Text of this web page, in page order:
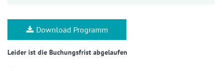
Download Programm
Leider ist die Buchungsfrist abgelaufen